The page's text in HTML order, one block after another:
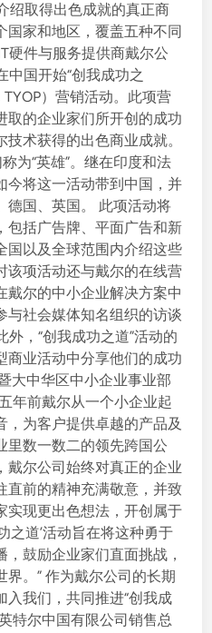
绍取得出色成就的真正商
国家和地区，覆盖五种不同
硬件与服务提供商戴尔公
国开始“创我成功之
TYOP）营销活动。此项营
取的企业家们所开创的成功
术获得的出色商业成就。
为“英雄”。继在印度和法
今将这一活动带到中国，并
德国、英国。 此项活动将
包括广告牌、平面广告和新
国以及全球范围内介绍这些
该项活动还与戴尔的在线营
戴尔的中小企业解决方案中
与社会媒体知名组织的访谈
，“创我成功之道”活动的
商业活动中分享他们的成功
大中华区中小企业事业部
年前戴尔从一个小企业起
，为客户提供卓越的产品及
里数一数二的领先跨国公
戴尔公司始终对真正的企业
直前的精神充满敬意，并致
实现更出色想法，开创属于
之道’活动旨在将这种勇于
鼓励企业家们直面挑战，
。” 作为戴尔公司的长期
我们，共同推进“创我成
特尔中国有限公司销售总